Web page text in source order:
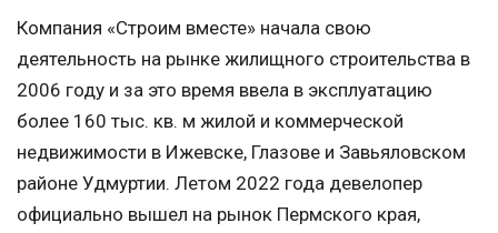
Компания «Строим вместе» начала свою
деятельность на рынке жилищного строительства в
2006 году и за это время ввела в эксплуатацию
более 160 тыс. кв. м жилой и коммерческой
недвижимости в Ижевске, Глазове и Завьяловском
районе Удмуртии. Летом 2022 года девелопер
официально вышел на рынок Пермского края,